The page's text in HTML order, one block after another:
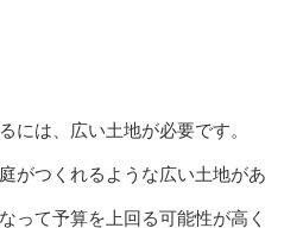
には、広い土地が必要です。
がつくれるような広い土地があ
って予算を上回る可能性が高く